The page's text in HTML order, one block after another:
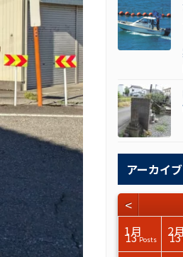
アーカイブ
<
1月
13 Posts
2月
13
Posts
3月
15 Posts
Posts
3月
17 Posts
Posts
3月
17 Posts
Posts
3月
14 Posts
Posts
3月
14 Posts
Posts
3月
15 Posts
Posts
3月
14 Posts
Posts
3月
12 Posts
Posts
3月
14 Posts
Posts
3月
15 Posts
0 Posts
3月1 Post
2 Posts
3月0 Posts
1 Post
3月0 Posts
3 Posts
3月3 Posts
0 Posts
3月0 Posts
0 Posts
3月0 Posts